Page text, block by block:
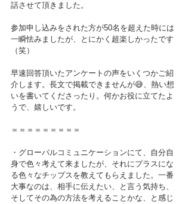
話させて頂きました。
参加申し込みをされた方が50名を超えた時には
一瞬怯みましたが、とにかく超楽しかったです
（笑）
早速回答頂いたアンケートの声をいくつかご紹
介します。長文で掲載できませんが😅、熱い想
いを書いてくださったり。何かお役に立てたよ
うで、嬉しいです。
＝＝＝＝＝＝＝＝＝
・グローバルコミュニケーションにて、自分自
身で色々考えて来ましたが、それにプラスにな
る色々なチップスを教えてもらえました。一番
大事なのは、相手に伝えたい、と言う気持ち、
そしてその為の方法を考えることかな、と感じ